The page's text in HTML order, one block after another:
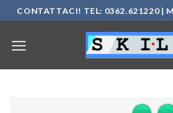
Salta
ai
contenuti
CONTATTACI! TEL: 0362.621220 |